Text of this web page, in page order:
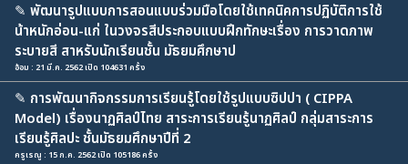
✎ พัฒนารูปแบบการสอนแบบร่วมมือโดยใช้เทคนิคการปฏิบัติการใช้
น้าหนักอ่อน-แก่ ในวงจรสีประกอบแบบฝึกทักษะเรื่อง การวาดภาพ
ระบายสี สาหรับนักเรียนชั้น มัธยมศึกษาป
อ้อม : 21 มี.ค. 2562 เปิด 104631 ครั้ง
✎ การพัฒนากิจกรรมการเรียนรู้โดยใช้รูปแบบซิปปา ( CIPPA
Model) เรื่องนาฏศิลป์ไทย สาระการเรียนรู้นาฏศิลป์ กลุ่มสาระการ
เรียนรู้ศิลปะ ชั้นมัธยมศึกษาปีที่ 2
ครูเรณู : 15 ก.ค. 2562 เปิด 105186 ครั้ง